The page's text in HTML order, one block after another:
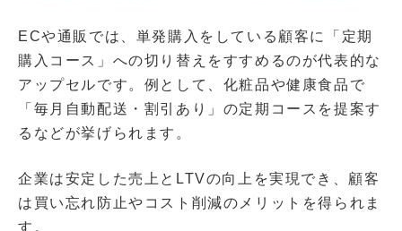
ECや通販では、単発購入をしている顧客に「定期
購入コース」への切り替えをすすめるのが代表的な
アップセルです。例として、化粧品や健康食品で
「毎月自動配送・割引あり」の定期コースを提案す
るなどが挙げられます。
企業は安定した売上とLTVの向上を実現でき、顧客
は買い忘れ防止やコスト削減のメリットを得られま
す。